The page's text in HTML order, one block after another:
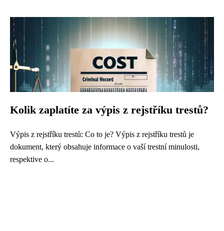
Kolik zaplatíte za výpis z rejstříku trestů?
Výpis z rejstříku trestů: Co to je? Výpis z rejstříku trestů je
dokument, který obsahuje informace o vaší trestní minulosti,
respektive o...